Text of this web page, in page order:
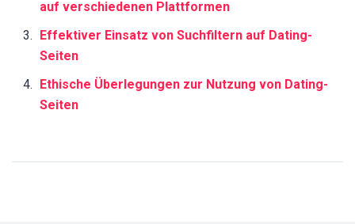
auf verschiedenen Plattformen
Effektiver Einsatz von Suchfiltern auf Dating-
Seiten
Ethische Überlegungen zur Nutzung von Dating-
Seiten